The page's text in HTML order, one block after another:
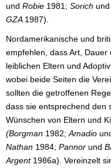
und Robie 1981; Sorich und
GZA 1987).
Nordamerikanische und
empfehlen, dass Art,
leiblichen Eltern und
wobei beide Seiten die
sollten die getroffenen
dass sie entsprechend den
Wünschen von Eltern und
(Borgman 1982; Amadio
Nathan 1984; Pannor und
Argent 1986a). Vereinzelt